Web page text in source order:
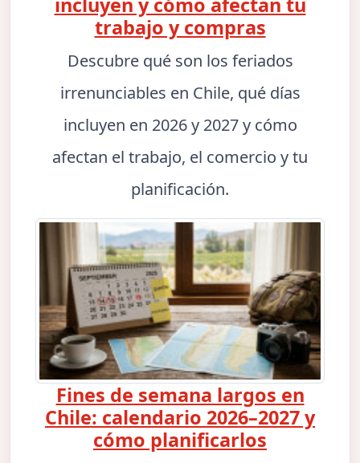
trabajo y compras
Descubre qué son los feriados
irrenunciables en Chile, qué días
incluyen en 2026 y 2027 y cómo
afectan el trabajo, el comercio y tu
planificación.
Fines de semana largos en
Chile: calendario 2026–2027 y
cómo planificarlos